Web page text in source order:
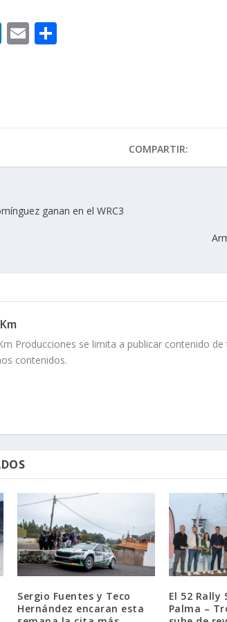
Li
dI
E
ar
r
COMPARTIR:
ganan en el WRC3
Producciones se limita a publicar contenido
contenidos.
Sergio Fuentes y Teco
Hernández encaran esta
El 52 Rally
Palma –